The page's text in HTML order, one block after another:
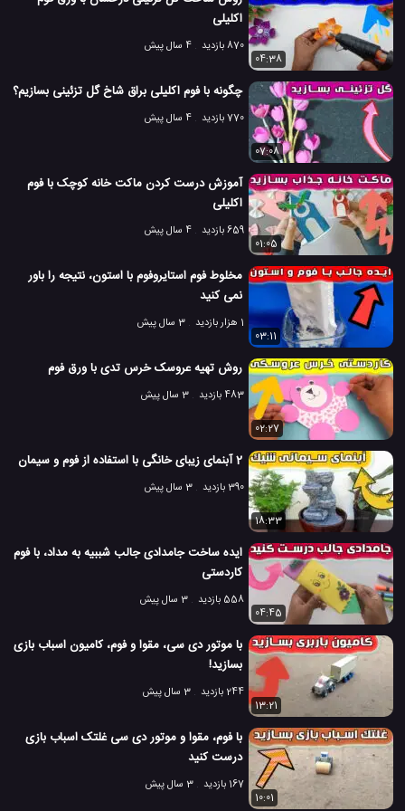
اکلیلی
870 بازدید
4 سال پیش
04:38
چگونه با فوم اکلیلی براق شاخ گل تزئینی بسازیم؟
770 بازدید 4 سال پیش
07:08
آموزش درست کردن ماکت خانه کوچک با فوم
اکلیلی
659 بازدید
4 سال پیش
01:05
مخلوط فوم استایروفوم با استون، نتیجه را باور
نمی کنید
1 هزار بازدید
3 سال پیش
03:11
روش تهیه عروسک خرس تدی با ورق فوم
483 بازدید 3 سال پیش
02:27
2 آبنمای زیبای خانگی با استفاده از فوم و سیمان
390 بازدید 3 سال پیش
18:33
ایده ساخت جامدادی جالب شببیه به مداد، با فوم
کاردستی
558 بازدید
3 سال پیش
04:45
با موتور دی سی، مقوا و فوم، کامیون اسباب بازی
بسازید!
244 بازدید
3 سال پیش
13:21
با فوم، مقوا و موتور دی سی غلتک اسباب بازی
درست کنید
167 بازدید
3 سال پیش
10:01